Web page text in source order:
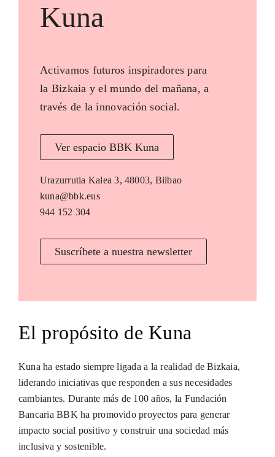
Kuna
Activamos futuros inspiradores para
la Bizkaia y el mundo del mañana, a
través de la innovación social.
Ver espacio BBK Kuna
Urazurrutia Kalea 3, 48003, Bilbao
kuna@bbk.eus
944 152 304
Suscríbete a nuestra newsletter
El propósito de Kuna
Kuna ha estado siempre ligada a la realidad de Bizkaia,
liderando iniciativas que responden a sus necesidades
cambiantes. Durante más de 100 años, la Fundación
Bancaria BBK ha promovido proyectos para generar
impacto social positivo y construir una sociedad más
inclusiva y sostenible.